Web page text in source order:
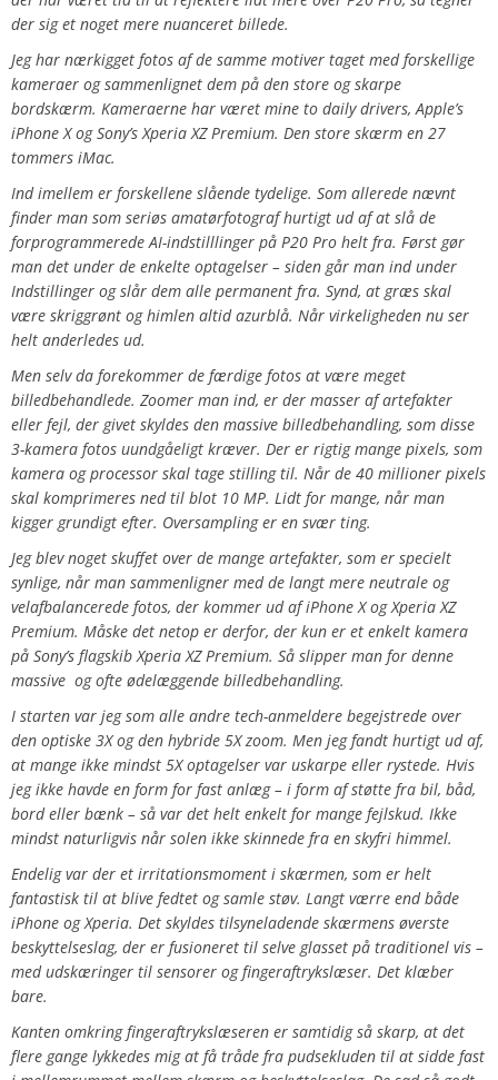
der sig et noget mere nuanceret billede.
Jeg har nærkigget fotos af de samme motiver taget med forskellige
kameraer og sammenlignet dem på den store og skarpe
bordskærm. Kameraerne har været mine to daily drivers, Apple’s
iPhone X og Sony’s Xperia XZ Premium. Den store skærm en 27
tommers iMac.
Ind imellem er forskellene slående tydelige. Som allerede nævnt
finder man som seriøs amatørfotograf hurtigt ud af at slå de
forprogrammerede AI-indstilllinger på P20 Pro helt fra. Først gør
man det under de enkelte optagelser – siden går man ind under
Indstillinger og slår dem alle permanent fra. Synd, at græs skal
være skriggrønt og himlen altid azurblå. Når virkeligheden nu ser
helt anderledes ud.
Men selv da forekommer de færdige fotos at være meget
billedbehandlede. Zoomer man ind, er der masser af artefakter
eller fejl, der givet skyldes den massive billedbehandling, som disse
3-kamera fotos uundgåeligt kræver. Der er rigtig mange pixels, som
kamera og processor skal tage stilling til. Når de 40 millioner pixels
skal komprimeres ned til blot 10 MP. Lidt for mange, når man
kigger grundigt efter. Oversampling er en svær ting.
Jeg blev noget skuffet over de mange artefakter, som er specielt
synlige, når man sammenligner med de langt mere neutrale og
velafbalancerede fotos, der kommer ud af iPhone X og Xperia XZ
Premium. Måske det netop er derfor, der kun er et enkelt kamera
på Sony’s flagskib Xperia XZ Premium. Så slipper man for denne
massive og ofte ødelæggende billedbehandling.
I starten var jeg som alle andre tech-anmeldere begejstrede over
den optiske 3X og den hybride 5X zoom. Men jeg fandt hurtigt ud af,
at mange ikke mindst 5X optagelser var uskarpe eller rystede. Hvis
jeg ikke havde en form for fast anlæg – i form af støtte fra bil, båd,
bord eller bænk – så var det helt enkelt for mange fejlskud. Ikke
mindst naturligvis når solen ikke skinnede fra en skyfri himmel.
Endelig var der et irritationsmoment i skærmen, som er helt
fantastisk til at blive fedtet og samle støv. Langt værre end både
iPhone og Xperia. Det skyldes tilsyneladende skærmens øverste
beskyttelseslag, der er fusioneret til selve glasset på traditionel vis –
med udskæringer til sensorer og fingeraftrykslæser. Det klæber
bare.
Kanten omkring fingeraftrykslæseren er samtidig så skarp, at det
flere gange lykkedes mig at få tråde fra pudsekluden til at sidde fast